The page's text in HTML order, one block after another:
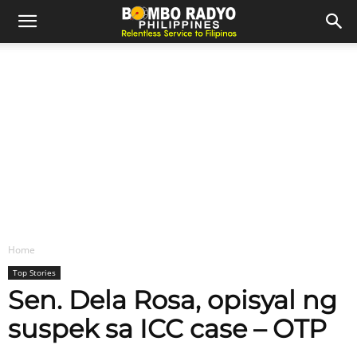
Home
Top Stories
Sen. Dela Rosa, opisyal ng
suspek sa ICC case – OTP